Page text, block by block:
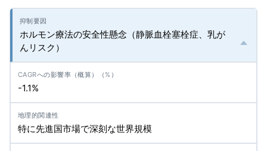
ホルモン療法の安全性懸念（静脈血栓塞栓症、乳が
んリスク）
-1.1%
特に先進国市場で深刻な世界規模